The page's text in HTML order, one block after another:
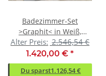
Badezimmer-Set
>Graphit< in Weiß,
Weiß-Hochglanz
Alter Preis: 2.546,54 €
1.420,00 € *
Du sparst1.126,54 €